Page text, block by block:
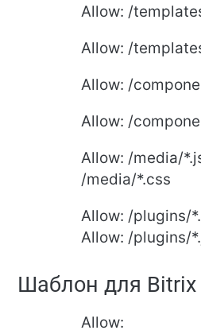
Allow: /
Allow: /
Allow: /
Allow: /
Allow: /media/
/media/*.css
Allow: /plugins/
Allow: /plugins/
Шаблон для Bitrix
Allow: